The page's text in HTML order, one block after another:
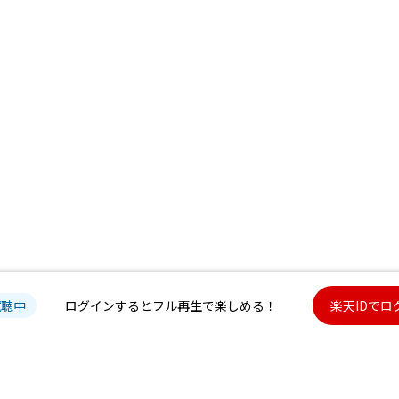
中 ログインするとフル再生で楽しめる！ 楽天IDでロ